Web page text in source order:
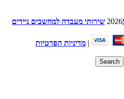
2026 שירותי מעבדה למחשבים ניידים
| מדיניות הפרטיות
Search